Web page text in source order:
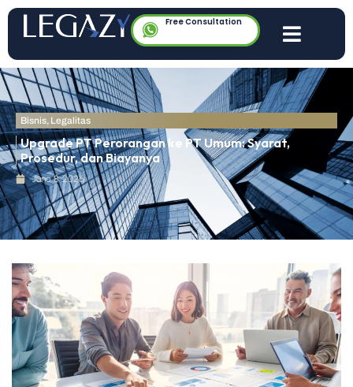
Free Consultation
Bisnis, Legalitas
Upgrade PT Perorangan ke PT Umum: Syarat,
Prosedur, dan Biayanya
June 8, 2026